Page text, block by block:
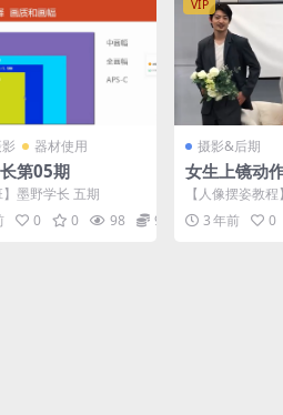
器材使用
第05期
】墨野学长 五期
0 0 98 9.9
VIP
摄影&后期
女生上镜动
【人像摆姿教
摆姿势服装搭配
姿技巧教学教你
3 年前 0